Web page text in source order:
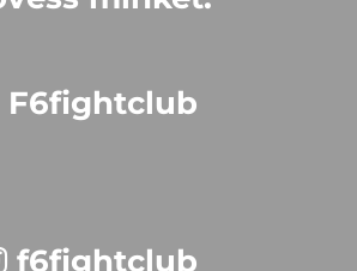
F6fightclub
f6fightclub